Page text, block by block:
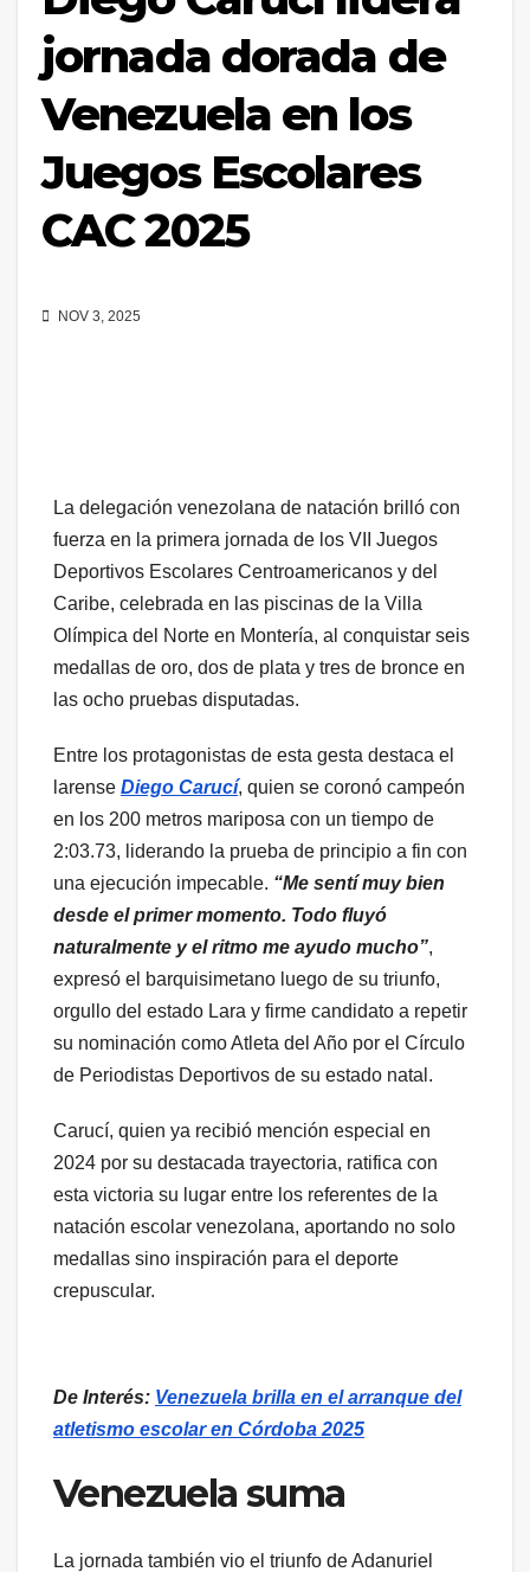
jornada dorada de
Venezuela en los
Juegos Escolares
CAC 2025
NOV 3, 2025
La delegación venezolana de natación brilló con
fuerza en la primera jornada de los VII Juegos
Deportivos Escolares Centroamericanos y del
Caribe, celebrada en las piscinas de la Villa
Olímpica del Norte en Montería, al conquistar seis
medallas de oro, dos de plata y tres de bronce en
las ocho pruebas disputadas.
Entre los protagonistas de esta gesta destaca el
larense Diego Carucí, quien se coronó campeón
en los 200 metros mariposa con un tiempo de
2:03.73, liderando la prueba de principio a fin con
una ejecución impecable. “Me sentí muy bien
desde el primer momento. Todo fluyó
naturalmente y el ritmo me ayudo mucho”,
expresó el barquisimetano luego de su triunfo,
orgullo del estado Lara y firme candidato a repetir
su nominación como Atleta del Año por el Círculo
de Periodistas Deportivos de su estado natal.
Carucí, quien ya recibió mención especial en
2024 por su destacada trayectoria, ratifica con
esta victoria su lugar entre los referentes de la
natación escolar venezolana, aportando no solo
medallas sino inspiración para el deporte
crepuscular.
De Interés: Venezuela brilla en el arranque del
atletismo escolar en Córdoba 2025
Venezuela suma
La jornada también vio el triunfo de Adanuriel